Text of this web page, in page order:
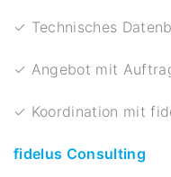
✓ Technisches
✓ Angebot mit
✓ Koordination mit
fidelus Consulting